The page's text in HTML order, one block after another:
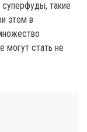
такие
этом в
могут стать не